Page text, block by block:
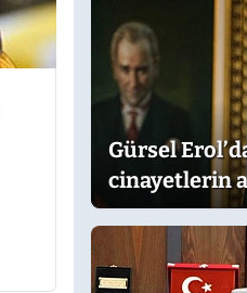
Gürsel
cinayetlerin
destek